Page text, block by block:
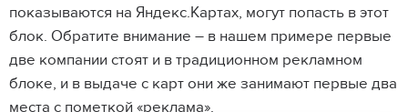
показываются на Яндекс.Картах, могут попасть в этот
блок. Обратите внимание – в нашем примере первые
две компании стоят и в традиционном рекламном
блоке, и в выдаче с карт они же занимают первые два
места с пометкой «реклама».